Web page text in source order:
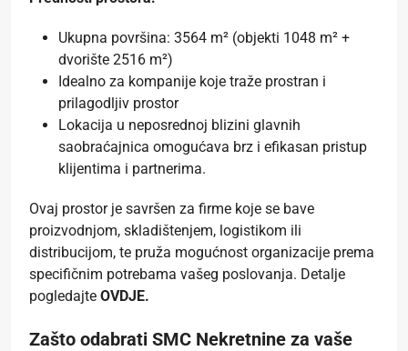
Ukupna površina: 3564 m² (objekti 1048 m² +
dvorište 2516 m²)
Idealno za kompanije koje traže prostran i
prilagodljiv prostor
Lokacija u neposrednoj blizini glavnih
saobraćajnica omogućava brz i efikasan pristup
klijentima i partnerima.
Ovaj prostor je savršen za firme koje se bave
proizvodnjom, skladištenjem, logistikom ili
distribucijom, te pruža mogućnost organizacije prema
specifičnim potrebama vašeg poslovanja. Detalje
pogledajte OVDJE.
Zašto odabrati SMC Nekretnine za vaše